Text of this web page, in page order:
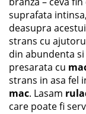
suprafata
deasupra
strans cu
din abundenta si
presarata cu
strans in asa fel
mac. Lasam
care poate fi